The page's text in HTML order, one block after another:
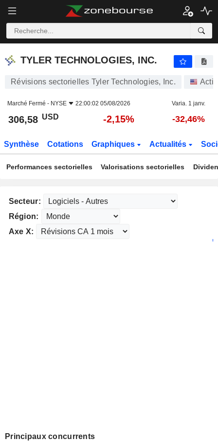
TYLER TECHNOLOGIES, INC.
TYLER TECHNOLOGIES, INC.
Révisions sectorielles Tyler Technologies, Inc.
Marché Fermé - NYSE 22:00:02 05/08/2026 Varia. 1 janv.
306,58 USD -2,15% -32,46%
Synthèse Cotations Graphiques Actualités
Performances sectorielles Valorisations sectorielles
Secteur:
Région:
Axe X:
Principaux concurrents